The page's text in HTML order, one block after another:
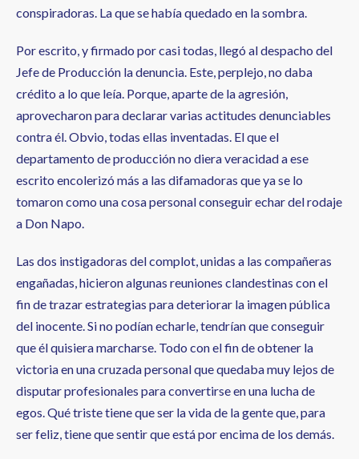
conspiradoras. La que se había quedado en la sombra.
Por escrito, y firmado por casi todas, llegó al despacho del
Jefe de Producción la denuncia. Este, perplejo, no daba
crédito a lo que leía. Porque, aparte de la agresión,
aprovecharon para declarar varias actitudes denunciables
contra él. Obvio, todas ellas inventadas. El que el
departamento de producción no diera veracidad a ese
escrito encolerizó más a las difamadoras que ya se lo
tomaron como una cosa personal conseguir echar del rodaje
a Don Napo.
Las dos instigadoras del complot, unidas a las compañeras
engañadas, hicieron algunas reuniones clandestinas con el
fin de trazar estrategias para deteriorar la imagen pública
del inocente. Si no podían echarle, tendrían que conseguir
que él quisiera marcharse. Todo con el fin de obtener la
victoria en una cruzada personal que quedaba muy lejos de
disputar profesionales para convertirse en una lucha de
egos. Qué triste tiene que ser la vida de la gente que, para
ser feliz, tiene que sentir que está por encima de los demás.